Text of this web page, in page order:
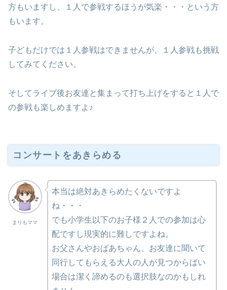
方もいますし、１人で参戦するほうが気楽・・・という方
もいます。
子どもだけでは１人参戦はできませんが、１人参戦も挑戦
してみてください。
そしてライブ後お友達と集まって打ち上げをすると１人で
の参戦も楽しめますよ♪
コンサートをあきらめる
まりもママ
本当は絶対あきらめたくないですよ
ね・・・
でも小学生以下のお子様２人での参加は心
配ですし現実的に難しですよね。
お父さんやおばあちゃん、お友達に聞いて
同行してもらえる大人の人が見つからばい
場合は潔く諦めるのも選択肢なのかもしれ